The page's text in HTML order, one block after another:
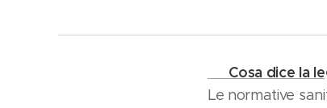
Cosa dice la
Le normative